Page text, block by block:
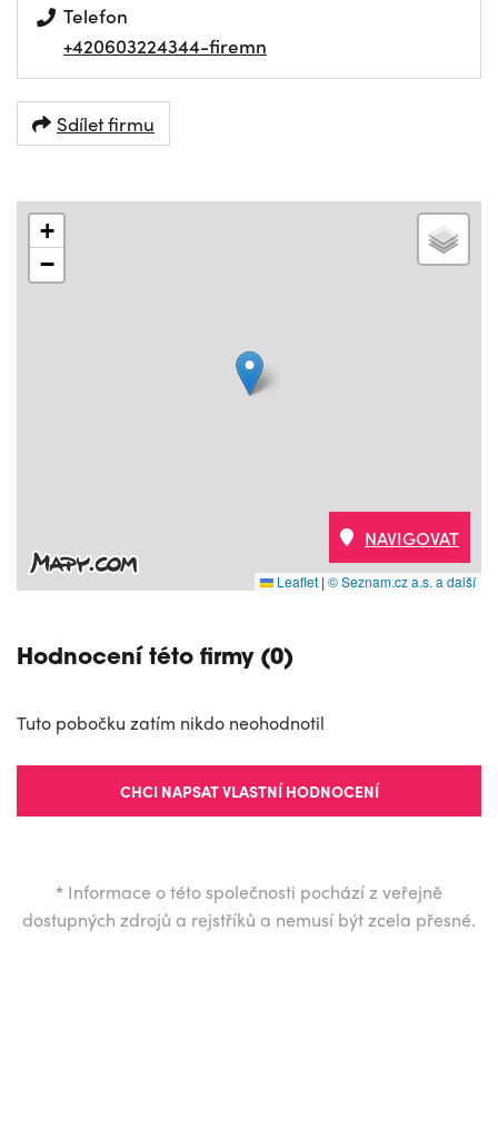
Telefon
+420603224344-firemn
Sdílet firmu
+
−
Leaflet | © Seznam.cz a.s. a další
NAVIGOVAT
Hodnocení této firmy (0)
Tuto pobočku zatím nikdo neohodnotil
CHCI NAPSAT VLASTNÍ HODNOCENÍ
* Informace o této společnosti pochází z veřejně
dostupných zdrojů a rejstříků a nemusí být zcela přesné.